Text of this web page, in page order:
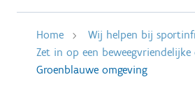
Home
Wij helpen bij
Zet in op een beweegvriendelijke
Groenblauwe omgeving